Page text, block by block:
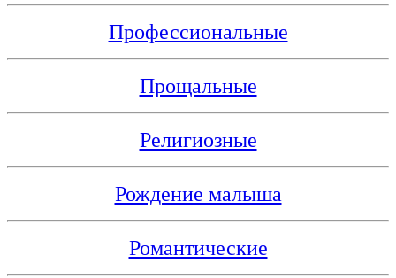
Профессиональные
Прощальные
Религиозные
Рождение малыша
Романтические